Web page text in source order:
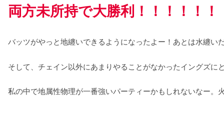
両方未所持で大勝利！！！！！！
バッツがやっと地纏いできるようになったよー！あとは水纏い
そして、チェイン以外にあまりやることがなかったイングズ
私の中で地属性物理が一番強いパーティーかもしれないなー